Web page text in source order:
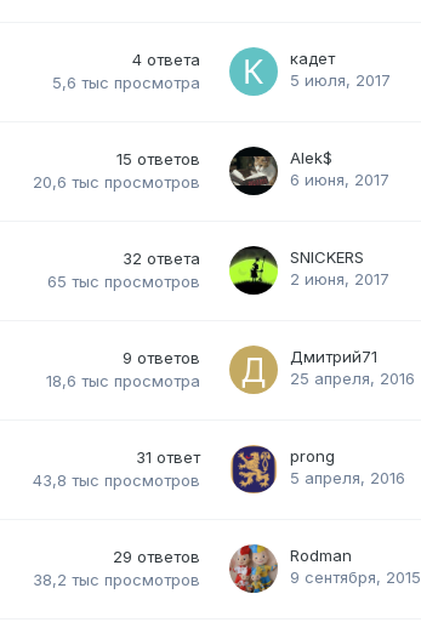
4 ответа
5,6 тыс просмотра
кадет
5 июля, 2017
15 ответов
20,6 тыс просмотров
Alek$
6 июня, 2017
32 ответа
65 тыс просмотров
SNICKERS
2 июня, 2017
9 ответов
18,6 тыс просмотра
Дмитрий71
25 апреля, 2016
31 ответ
43,8 тыс просмотров
prong
5 апреля, 2016
29 ответов
38,2 тыс просмотров
Rodman
9 сентября, 2015